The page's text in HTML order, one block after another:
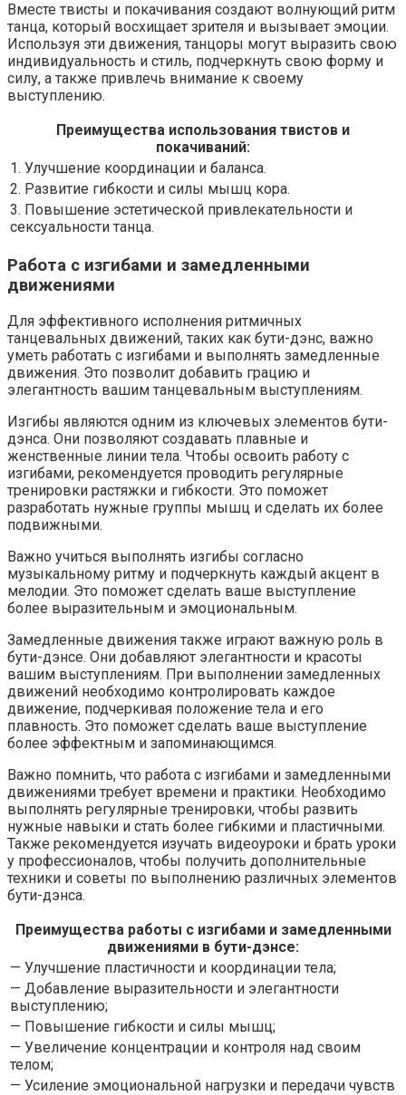
Вместе твисты и покачивания создают волнующий ритм
танца, который восхищает зрителя и вызывает эмоции.
Используя эти движения, танцоры могут выразить свою
индивидуальность и стиль, подчеркнуть свою форму и
силу, а также привлечь внимание к своему
выступлению.
Преимущества использования твистов и
покачиваний:
1. Улучшение координации и баланса.
2. Развитие гибкости и силы мышц кора.
3. Повышение эстетической привлекательности и
сексуальности танца.
Работа с изгибами и замедленными
движениями
Для эффективного исполнения ритмичных
танцевальных движений, таких как бути-дэнс, важно
уметь работать с изгибами и выполнять замедленные
движения. Это позволит добавить грацию и
элегантность вашим танцевальным выступлениям.
Изгибы являются одним из ключевых элементов бути-
дэнса. Они позволяют создавать плавные и
женственные линии тела. Чтобы освоить работу с
изгибами, рекомендуется проводить регулярные
тренировки растяжки и гибкости. Это поможет
разработать нужные группы мышц и сделать их более
подвижными.
Важно учиться выполнять изгибы согласно
музыкальному ритму и подчеркнуть каждый акцент в
мелодии. Это поможет сделать ваше выступление
более выразительным и эмоциональным.
Замедленные движения также играют важную роль в
бути-дэнсе. Они добавляют элегантности и красоты
вашим выступлениям. При выполнении замедленных
движений необходимо контролировать каждое
движение, подчеркивая положение тела и его
плавность. Это поможет сделать ваше выступление
более эффектным и запоминающимся.
Важно помнить, что работа с изгибами и замедленными
движениями требует времени и практики. Необходимо
выполнять регулярные тренировки, чтобы развить
нужные навыки и стать более гибкими и пластичными.
Также рекомендуется изучать видеоуроки и брать уроки
у профессионалов, чтобы получить дополнительные
техники и советы по выполнению различных элементов
бути-дэнса.
Преимущества работы с изгибами и замедленными
движениями в бути-дэнсе:
— Улучшение пластичности и координации тела;
— Добавление выразительности и элегантности
выступлению;
— Повышение гибкости и силы мышц;
— Увеличение концентрации и контроля над своим
телом;
— Усиление эмоциональной нагрузки и передачи чувств